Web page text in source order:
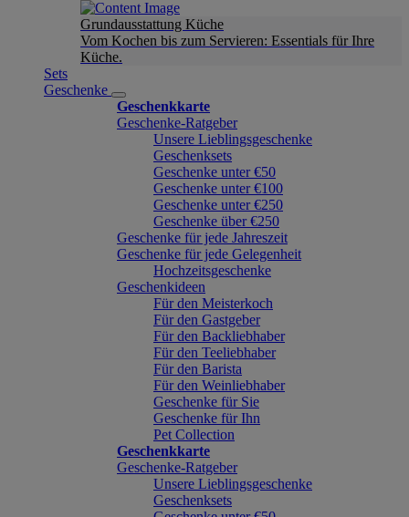
Grundausstattung Küche
Vom Kochen bis zum Servieren: Essentials für Ihre
Küche.
Sets
Geschenke
Geschenkkarte
Geschenke-Ratgeber
Unsere Lieblingsgeschenke
Geschenksets
Geschenke unter €50
Geschenke unter €100
Geschenke unter €250
Geschenke über €250
Geschenke für jede Jahreszeit
Geschenke für jede Gelegenheit
Hochzeitsgeschenke
Geschenkideen
Für den Meisterkoch
Für den Gastgeber
Für den Backliebhaber
Für den Teeliebhaber
Für den Barista
Für den Weinliebhaber
Geschenke für Sie
Geschenke für Ihn
Pet Collection
Geschenkkarte
Geschenke-Ratgeber
Unsere Lieblingsgeschenke
Geschenksets